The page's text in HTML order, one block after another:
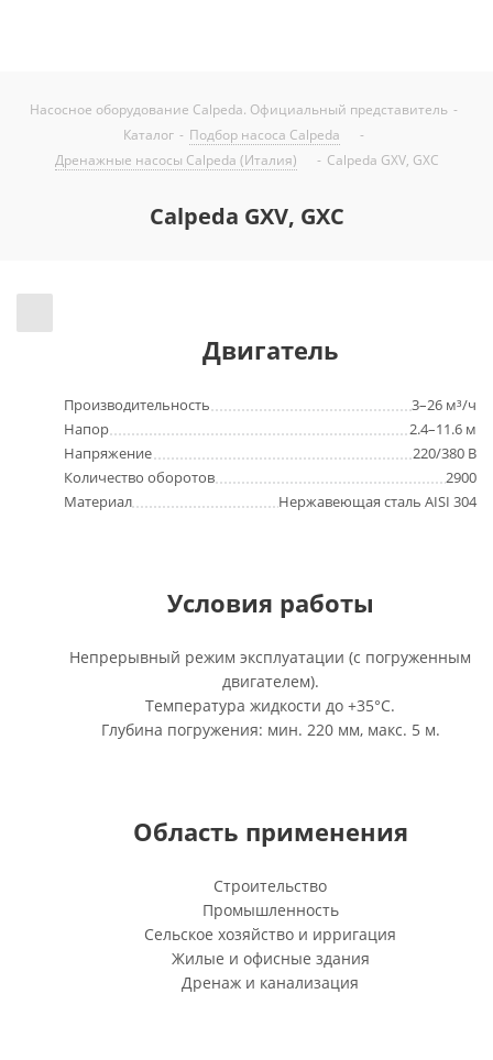
Насосное оборудование Calpeda. Официальный представитель -
Каталог - Подбор насоса Calpeda
-
Дренажные насосы Calpeda (Италия)
- Calpeda GXV, GXC
Calpeda GXV, GXC
Двигатель
Производительность
3–26 м³/ч
Напор
2.4–11.6 м
Напряжение
220/380 В
Количество оборотов
2900
Материал
Нержавеющая сталь AISI 304
Условия работы
Непрерывный режим эксплуатации (с погруженным
двигателем).
Температура жидкости до +35°C.
Глубина погружения: мин. 220 мм, макс. 5 м.
Область применения
Строительство
Промышленность
Сельское хозяйство и ирригация
Жилые и офисные здания
Дренаж и канализация